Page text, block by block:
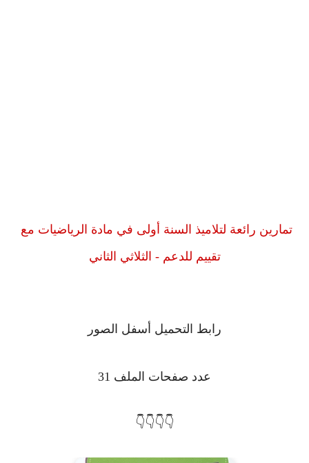
تقييم للدعم - الثلاثي الثاني
رابط التحميل أسفل الصور
عدد صفحات الملف 31
👇👇👇👇